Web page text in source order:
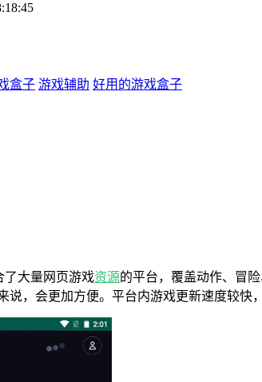
盒子 游戏辅助 好用的游戏盒子
了大量网页游戏资源的平台，覆盖动作、冒
说，会更加方便。平台内游戏更新速度较快